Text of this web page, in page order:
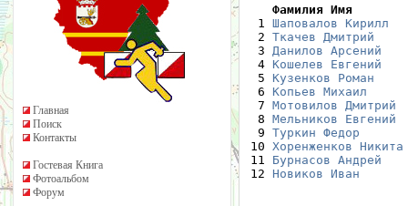
Главная
Поиск
Контакты
Гостевая Книга
Фотоальбом
Форум
Фамилия Имя
1 Шаповалов Кирилл
  2
Ткачев Дмитрий
  3
Данилов Арсений
  4
Кошелев Евгений
  5
Кузенков Роман
  6
Копьев Михаил
  7
Мотовилов Дмитрий
  8
Мельников Евгений
  9
Туркин Федор
10 Хоренженков Никита
11 Бурнасов Андрей
12 Новиков Иван